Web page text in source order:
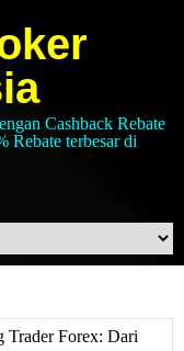
Cashback Rebate
Rebate terbesar di
Trader Forex: Dari